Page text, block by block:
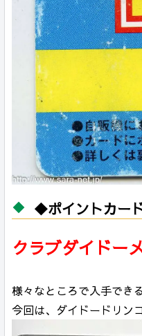
◆ポイントカー
クラブダイドー
様々なところで入手でき
今回は、ダイドードリン